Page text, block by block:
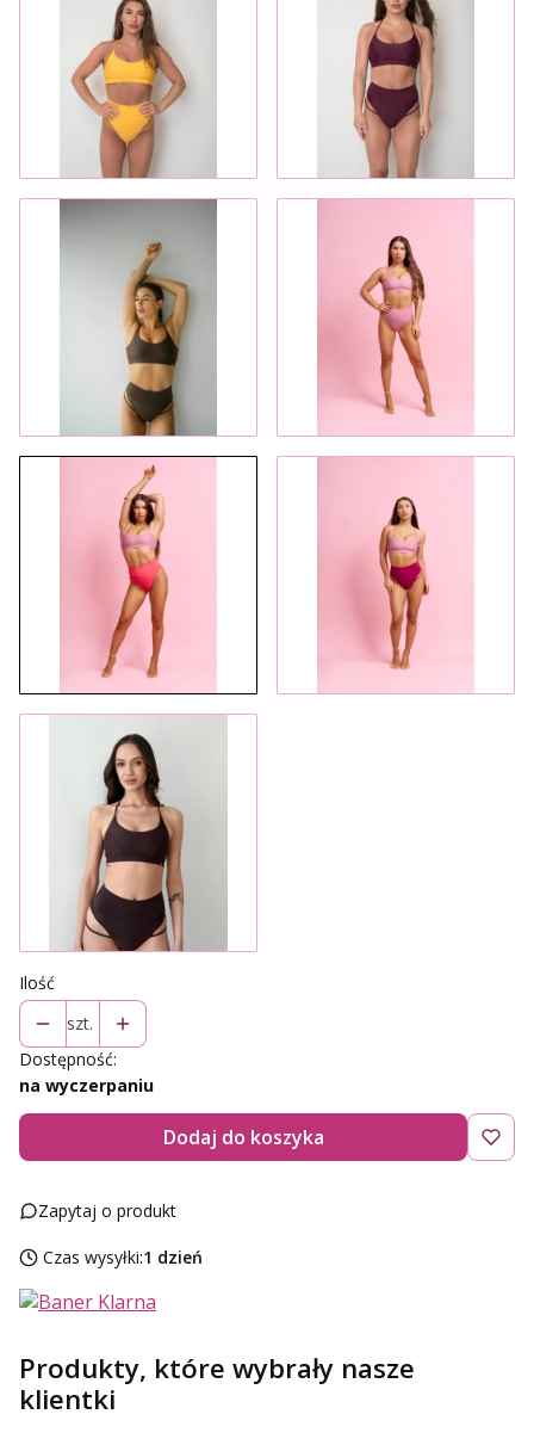
Ilość
szt.
Dostępność:
na wyczerpaniu
Dodaj do koszyka
Zapytaj o produkt
Czas wysyłki:1 dzień
Produkty, które wybrały nasze
klientki